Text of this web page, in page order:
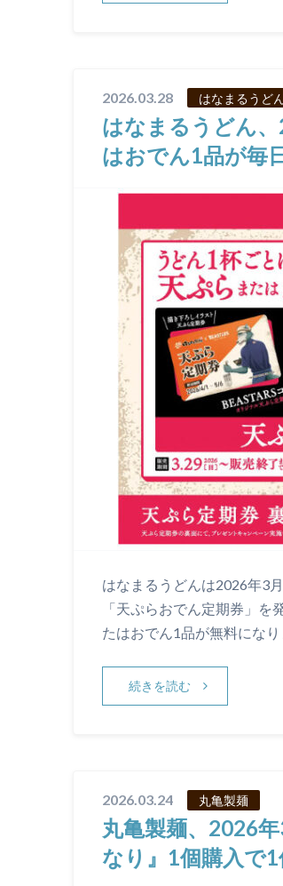
2026.03.28 はなまるうど
はなまるうどん
はおでん1品が毎
はなまるうどんは2026年3
「天ぷらおでん定期券」
たはおでん1品が無料になり
続きを読む
2026.03.24 丸亀製麺
丸亀製麺、2026
なり』1個購入で